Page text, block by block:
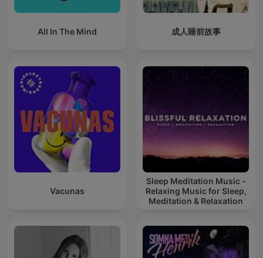
All In The Mind 成人睡前故事
Vacunas
Sleep Meditation Music -
Relaxing Music for Sleep,
Meditation & Relaxation